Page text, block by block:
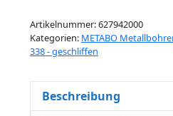
Artikelnummer:627942000
Kategorien: METABO Metallbohrer
338 - geschliffen
Beschreibung